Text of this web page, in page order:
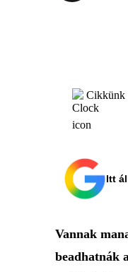
Cikkünk
Itt
Vannak
beadhatnák